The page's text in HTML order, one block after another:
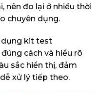
nên đo lại ở nhiều thời
chuyên dụng.
dụng kit test
cách và hiểu rõ
sắc hiển thị, đảm
xử lý tiếp theo.